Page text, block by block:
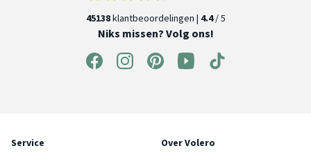
45138klantbeoordelingen | 4.4/ 5
Niks missen? Volg ons!
Service Over Volero